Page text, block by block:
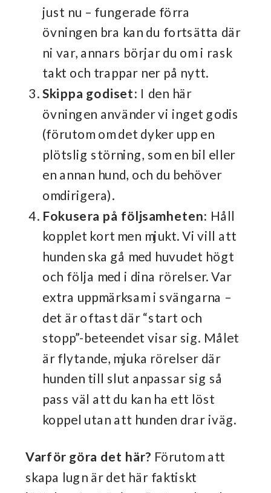
just nu – fungerade förra
övningen bra kan du fortsätta där
ni var, annars börjar du om i rask
takt och trappar ner på nytt.
Skippa godiset: I den här
övningen använder vi inget godis
(förutom om det dyker upp en
plötslig störning, som en bil eller
en annan hund, och du behöver
omdirigera).
Fokusera på följsamheten: Håll
kopplet kort men mjukt. Vi vill att
hunden ska gå med huvudet högt
och följa med i dina rörelser. Var
extra uppmärksam i svängarna –
det är oftast där “start och
stopp”-beteendet visar sig. Målet
är flytande, mjuka rörelser där
hunden till slut anpassar sig så
pass väl att du kan ha ett löst
koppel utan att hunden drar iväg.
Varför göra det här? Förutom att
skapa lugn är det här faktiskt